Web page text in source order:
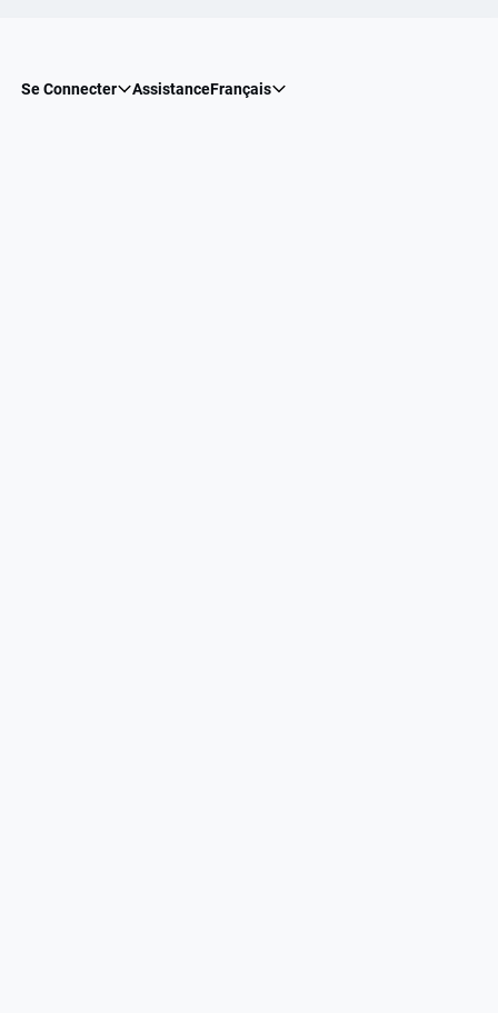
Se Connecter AssistanceFrançais